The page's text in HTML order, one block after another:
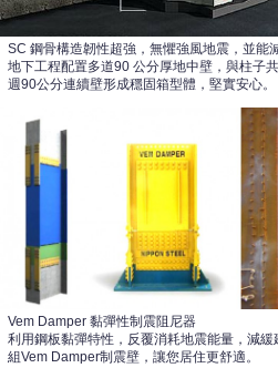
SC 鋼骨構造韌性超強，無懼強風地震，並能
地下工程配置多道90 公分厚地中壁，與柱子
週90公分連續壁形成穩固箱型體，堅實安心。
Vem Damper 黏彈性制震阻尼器
利用鋼板黏彈特性，反覆消耗地震能量，減
組Vem Damper制震壁，讓您居住更舒適。